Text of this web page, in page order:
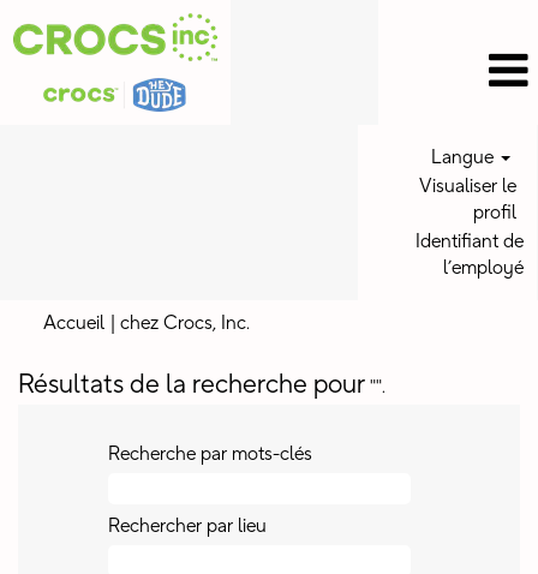
Langue
Visualiser le
profil
Identifiant de
l’employé
Accueil chez Crocs, Inc.(page
Résultats de la recherche pour "".
Recherche par mots-clés
Rechercher par lieu